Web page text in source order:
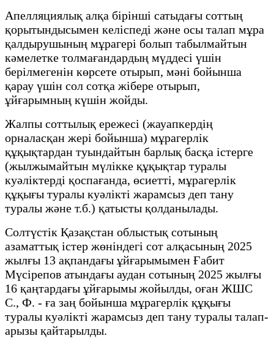
Апелляциялық алқа бірінші сатыдағы соттың
қорытындысымен келіспеді және осы талап мұра
қалдырушының мұрагері болып табылмайтын
кәмелетке толмағандардың мүддесі үшін
берілмегенін көрсете отырып, мәні бойынша
қарау үшін сол сотқа жібере отырып,
ұйғарымның күшін жойды.
Жалпы соттылық ережесі (жауапкердің
орналасқан жері бойынша) мұрагерлік
құқықтардан туындайтын барлық басқа істерге
(жылжымайтын мүлікке құқықтар туралы
куәліктерді қоспағанда, өсиетті, мұрагерлік
құқығы туралы куәлікті жарамсыз деп тану
туралы және т.б.) қатысты қолданылады.
Солтүстік Қазақстан облыстық сотының
азаматтық істер жөніндегі сот алқасының 2025
жылғы 13 ақпандағы ұйғарымымен Ғабит
Мүсірепов атындағы аудан сотының 2025 жылғы
16 қаңтардағы ұйғарымы жойылды, оған ЖШС
С., Ф. - ға заң бойынша мұрагерлік құқығы
туралы куәлікті жарамсыз деп тану туралы талап-
арызы қайтарылды.